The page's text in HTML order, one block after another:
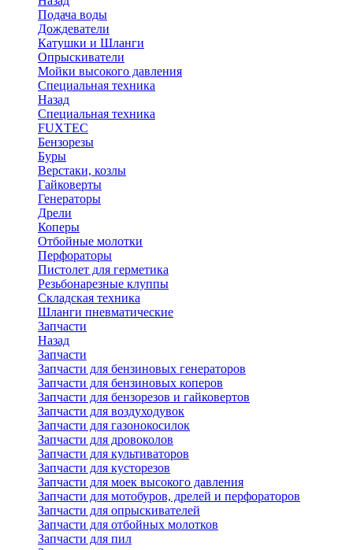
Подача воды
Дождеватели
Катушки и Шланги
Опрыскиватели
Мойки высокого давления
Специальная техника
Назад
Специальная техника
FUXTEC
Бензорезы
Буры
Верстаки, козлы
Гайковерты
Генераторы
Дрели
Коперы
Отбойные молотки
Перфораторы
Пистолет для герметика
Резьбонарезные клуппы
Складская техника
Шланги пневматические
Запчасти
Назад
Запчасти
Запчасти для бензиновых генераторов
Запчасти для бензиновых коперов
Запчасти для бензорезов и гайковертов
Запчасти для воздуходувок
Запчасти для газонокосилок
Запчасти для дровоколов
Запчасти для культиваторов
Запчасти для кусторезов
Запчасти для моек высокого давления
Запчасти для мотобуров, дрелей и перфораторов
Запчасти для опрыскивателей
Запчасти для отбойных молотков
Запчасти для пил